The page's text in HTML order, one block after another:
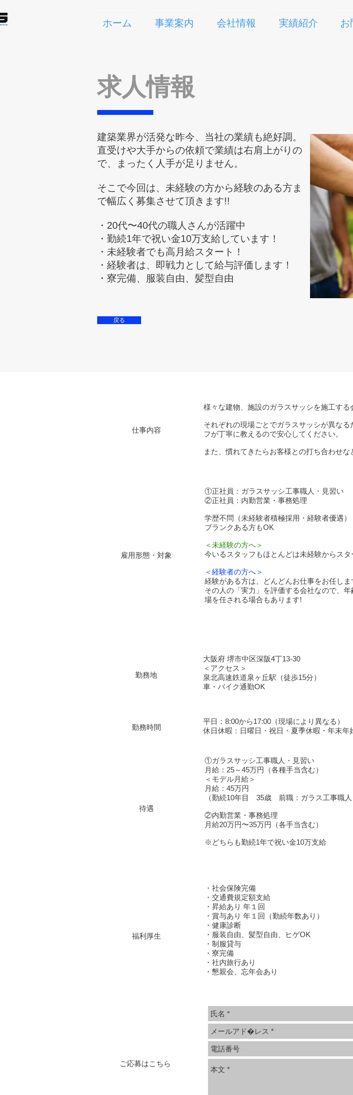
ホーム 事業案内 会社情報 実績紹介 お
求人情報
建築業界が活発な昨今、当社の業績も絶好調。
直受けや大手からの依頼で業績は右肩上がりの
で、まったく人手が足りません。
そこで今回は、未経験の方から経験のある方ま
で幅広く募集させて頂きます!!
・20代〜40代の職人さんが活躍中
・勤続1年で祝い金10万支給しています！
・未経験者でも高月給スタート！
・経験者は、即戦力として給与評価します！
・寮完備、服装自由、髪型自由
戻る
​仕事内容
様々な建物、施設のガラスサッシを施工する
それぞれの現場ごとでガラスサッシが異な
フが丁寧に教えるので安心してください。
また、慣れてきたらお客様との打ち合わせな
雇用形態・対象
①正社員：ガラスサッシ工事職人・見習い
②正社員：内勤営業・事務処理
​学歴不問（未経験者積極採用・経験者優遇）
ブランクある方もOK
＜未経験の方へ＞
今いるスタッフもほとんどは未経験からス
＜経験者の方へ＞
経験がある方は、どんどんお仕事をお任しま
その人の「実力」を評価する会社なので、
場を任される場合もあります!
勤務地
大阪府 堺市中区深阪4丁13-30
＜アクセス＞
泉北高速鉄道泉ヶ丘駅（徒歩15分）
車・バイク通勤OK
勤務時間
平日：8:00から17:00（現場により異なる）
休日休暇：日曜日・祝日・夏季休暇・年末年
待遇
①ガラスサッシ工事職人・見習い
月給：25～45万円（各種手当含む）
＜モデル月給＞
月給：45万円
（勤続10年目 35歳 前職：ガラス工事職人
②内勤営業・事務処理
月給20万円〜35万円（各手当含む）
​※どちらも勤続1年で祝い金10万支給
福利厚生
・社会保険完備
・交通費規定額支給
・昇給あり 年１回
・賞与あり 年１回（勤続年数あり）
・健康診断
・服装自由、髪型自由、ヒゲOK
・制服貸与
・寮完備
・社内旅行あり
・懇親会、忘年会あり
ご応募はこちら